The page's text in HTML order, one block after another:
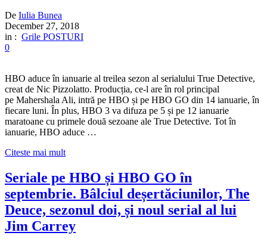
De Iulia Bunea
December 27, 2018
in : Grile POSTURI
0
HBO aduce în ianuarie al treilea sezon al serialului True Detective,
creat de Nic Pizzolatto. Producția, ce-l are în rol principal
pe Mahershala Ali, intră pe HBO și pe HBO GO din 14 ianuarie, în
fiecare luni. În plus, HBO 3 va difuza pe 5 și pe 12 ianuarie
maratoane cu primele două sezoane ale True Detective. Tot în
ianuarie, HBO aduce …
Citeste mai mult
Seriale pe HBO și HBO GO în
septembrie. Bâlciul deșertăciunilor, The
Deuce, sezonul doi, și noul serial al lui
Jim Carrey